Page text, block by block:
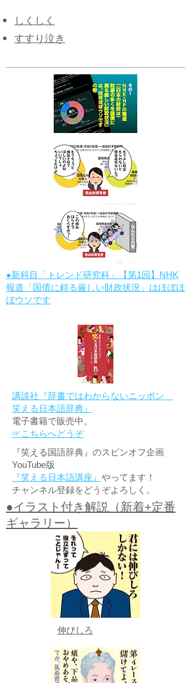
しくしく
すすり泣き
●新科目「トレンド研究科」【第1回】NHK
報道「国債に頼る厳しい財政状況」はほぼほ
ぼウソです
講談社『辞書ではわからないニッポン
笑える日本語辞典』
電子書籍で販売中。
☞こちらへどうぞ
『笑える国語辞典』のスピンオフ企画
YouTube版
『笑える日本語講座』 やってます！
チャンネル登録をどうぞよろしく。
●イラスト付き解説（新着+定番
ギャラリー）
伸びしろ